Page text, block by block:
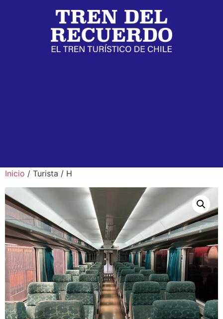
Inicio / Turista / H